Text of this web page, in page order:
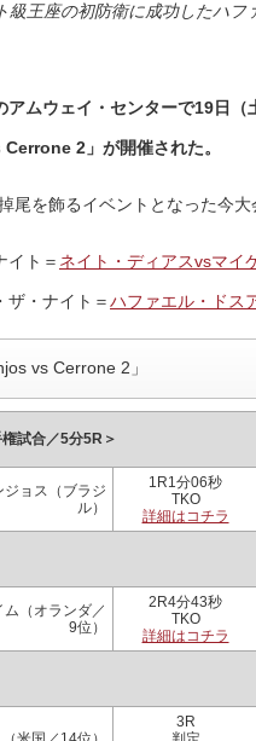
級王座の初防衛に成功したハ
アムウェイ・センターで19日
2」が開催された。
尾を飾るイベントとなった今大
イト＝ ネイト・ディアスvsマイ
ザ・ナイト＝ハファエル・ドス
vs Cerrone 2」
試合／5分5R＞
ョス（ブラジ
ル）
1R1分06秒
TKO
詳細はコチラ
（オランダ／
9位）
2R4分43秒
TKO
詳細はコチラ
3R